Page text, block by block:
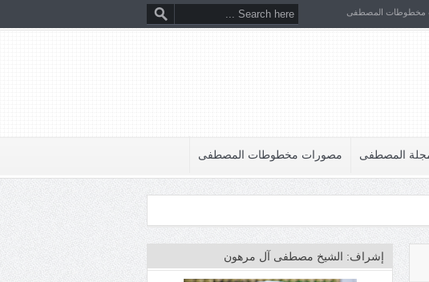
مخطوطات المصطفى
المصطفى مصورات مخطوطات المصطفى
إشراف: الشيخ مصطفى آل مرهون